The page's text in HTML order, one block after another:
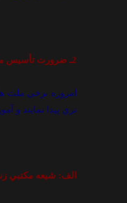
2ـ ضرورت تأسيس مرکز آموزش تخصصي شيعه شناسي حوزه علميه قم
امروزه برخي ملت
تري پيدا نمايند و
الف: شيعه مکتبي